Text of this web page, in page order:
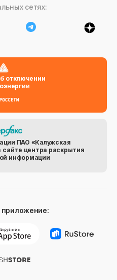
сетях:
отключении
ПАО «Калужская
центра раскрытия
информации